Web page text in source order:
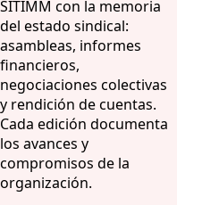
SITIMM con la memoria
del estado sindical:
asambleas, informes
financieros,
negociaciones colectivas
y rendición de cuentas.
Cada edición documenta
los avances y
compromisos de la
organización.